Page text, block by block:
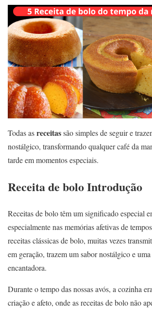
Todas asreceitassão simples de seguir e
nostálgico, transformando qualquer café da
tarde em momentos especiais.
Receita de bolo Introdução
Receitas de bolo têm um significado especial
especialmente nas memórias afetivas de
receitas clássicas de bolo, muitas vezes
em geração, trazem um sabor nostálgico e
encantadora.
Durante o tempo das nossas avós, a cozinha
criação e afeto, onde as receitas de bolo não